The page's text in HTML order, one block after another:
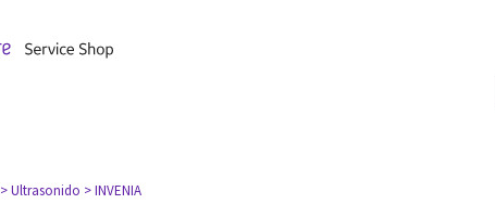
> Ultrasonido > INVENIA